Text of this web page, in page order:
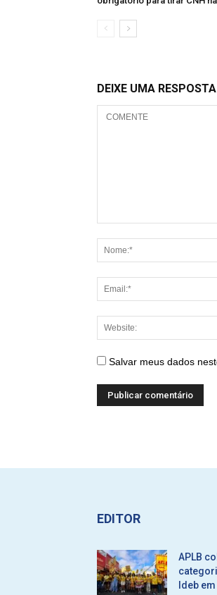
DEIXE UMA RESPOSTA
Salvar meus dados
EDITOR
APLB
Ideb